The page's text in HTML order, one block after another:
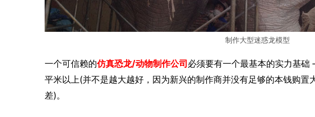
制作大型迷惑龙模型
一个可信赖的仿真恐龙/动物制作公司 必须要有一个最基本的实力基
平米以上(并不是越大越好，因为新兴的制作商并没有足够的本钱购置
差)。